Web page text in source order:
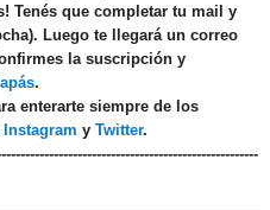
Tenés que completar tu mail y
Luego te llegará un correo
la suscripción y
.
enterarte siempre de los
Instagram y Twitter.